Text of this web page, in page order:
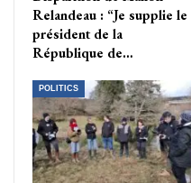
Relandeau : “Je supplie le
président de la
République de…
POLITICS